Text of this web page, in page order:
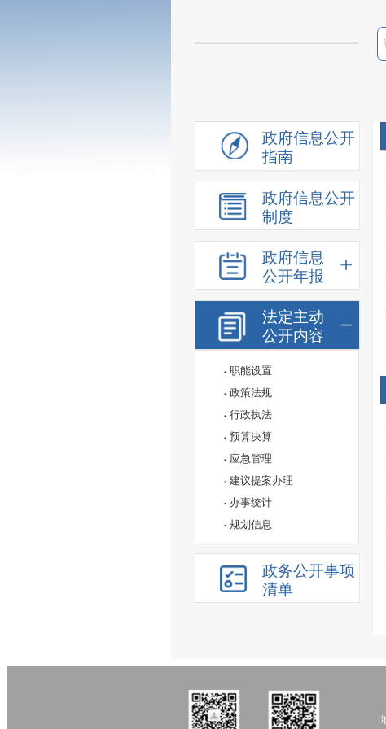
政府信息公开
指南
政府信息公开
制度
政府信息
公开年报
法定主动
公开内容
职能设置
政策法规
行政执法
预算决算
应急管理
建议提案办理
办事统计
规划信息
政务公开事项
清单